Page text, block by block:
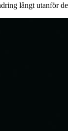
långt utanför